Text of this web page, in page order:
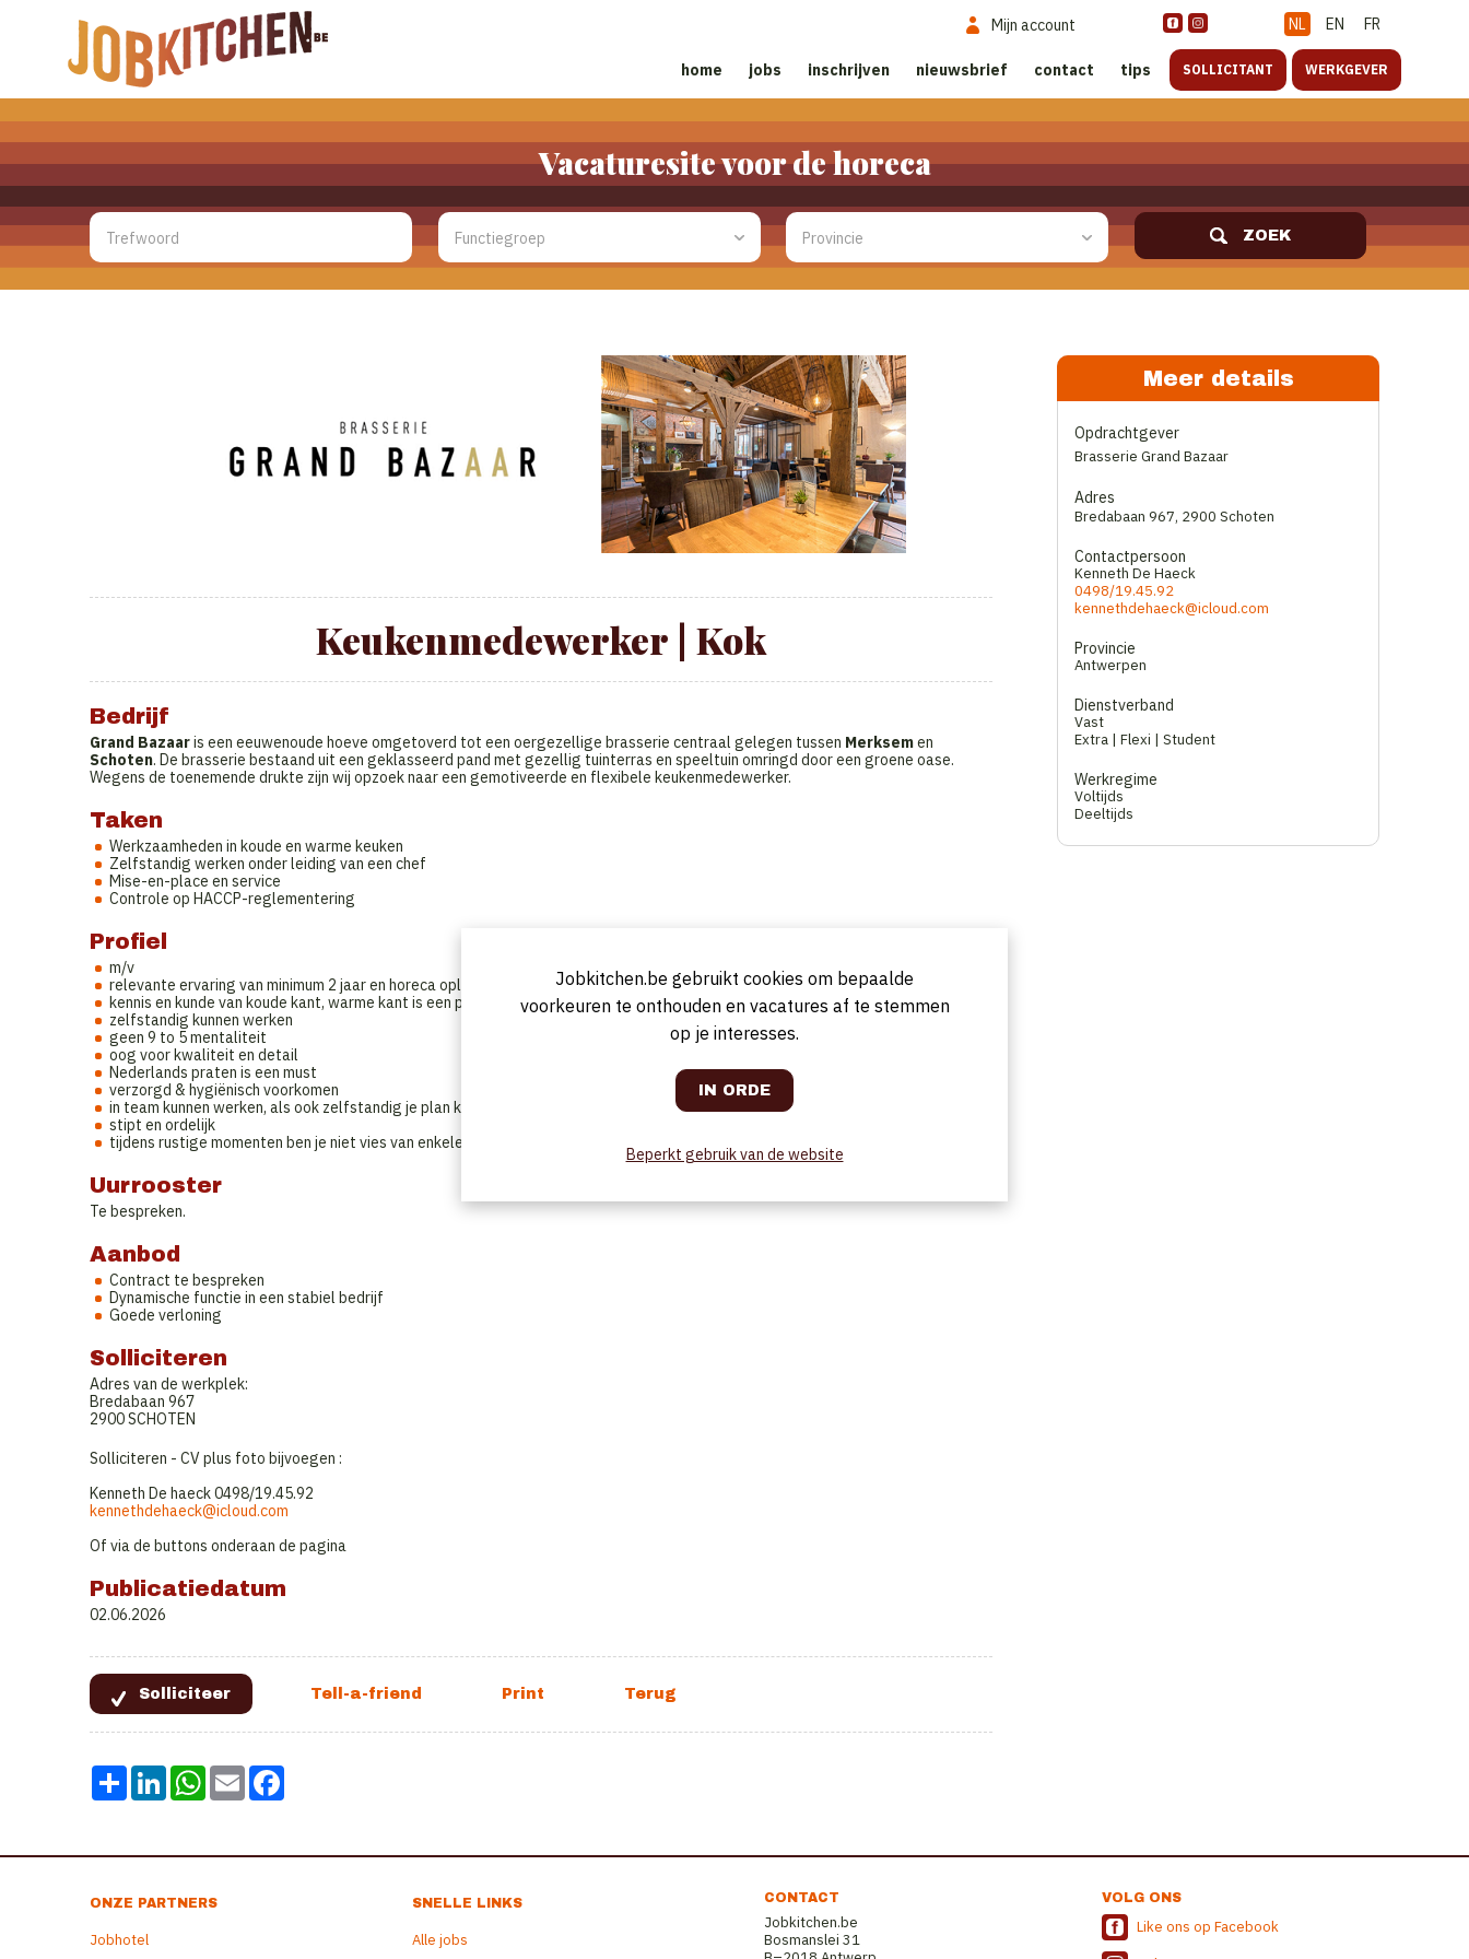
NL EN FR
Mijn account
home jobs inschrijven nieuwsbrief contact tips SOLLICITANT WERKGEVER
Vacaturesite voor de horeca
ZOEK
Keukenmedewerker | Kok
Bedrijf
Grand Bazaaris een eeuwenoude hoeve omgetoverd tot een oergezellige brasserie centraal gelegen tussen Merksemen
Schoten. De brasserie bestaand uit een geklasseerd pand met gezellig tuinterras en speeltuin omringd door een groene oase.
Wegens de toenemende drukte zijn wij opzoek naar een gemotiveerde en flexibele keukenmedewerker.
Taken
Werkzaamheden in koude en warme keuken
Zelfstandig werken onder leiding van een chef
Mise-en-place en service
Controle op HACCP-reglementering
Profiel
m/v
relevante ervaring van minimum 2 jaar en horeca opleiding is altijd een pluspunt
kennis en kunde van koude kant, warme kant is een pluspunt
zelfstandig kunnen werken
geen 9 to 5 mentaliteit
oog voor kwaliteit en detail
Nederlands praten is een must
verzorgd & hygiënisch voorkomen
in team kunnen werken, als ook zelfstandig je plan kunnen trekken
stipt en ordelijk
tijdens rustige momenten ben je niet vies van enkele extra bijkomende taken
Uurrooster
Te bespreken.
Aanbod
Contract te bespreken
Dynamische functie in een stabiel bedrijf
Goede verloning
Solliciteren
Adres van de werkplek:
Bredabaan 967
2900 SCHOTEN
Solliciteren - CV plus foto bijvoegen :
Kenneth De haeck 0498/19.45.92
kennethdehaeck@icloud.com
Of via de buttons onderaan de pagina
Publicatiedatum
02.06.2026
Share LinkedInWhatsApp
Email
Meer details
Opdrachtgever
Brasserie Grand Bazaar
Adres
Bredabaan 967, 2900 Schoten
Contactpersoon
Kenneth De Haeck
0498/19.45.92
kennethdehaeck@icloud.com
Provincie
Antwerpen
Dienstverband
Vast
Extra | Flexi | Student
Werkregime
Voltijds
Deeltijds
ONZE PARTNERS
Jobhotel
SNELLE LINKS
Alle jobs
CONTACT
Jobkitchen.be
Bosmanslei 31
VOLG ONS
Like ons op Facebook
Jobkitchen.be gebruikt cookies om bepaalde
voorkeuren te onthouden en vacatures af te stemmen
op je interesses.
Beperkt gebruik van de website